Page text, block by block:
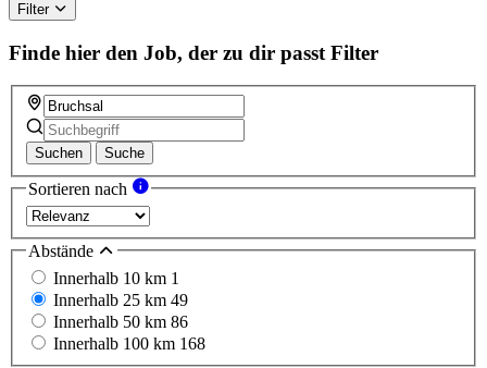
Filter
Finde hier den Job, der zu dir passt Filter
Suchen Suche
Sortieren nach
Abstände
Innerhalb 10 km 1
Innerhalb 25 km 49
Innerhalb 50 km 86
Innerhalb 100 km 168